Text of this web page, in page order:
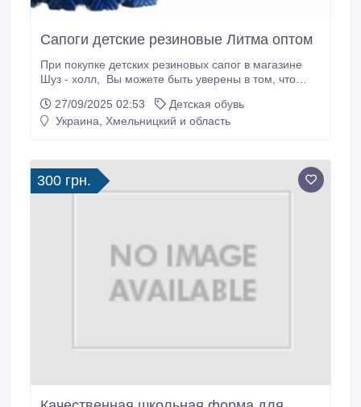
Сапоги детские резиновые Литма оптом
При покупке детских резиновых сапог в магазине
Шуз - холл, Вы можете быть уверены в том, что
самой дождливой погоде. Они абсолютно не
пропускают влагу. Сапоги ПВХ очень хорошо
качественных материалов, по этому сапоги очень
легкие и удобные, ваш ребенок будет чувствовать
себя в них удобно и свободно.
27/09/2025 02:53
Детская обувь
Украина, Хмельницкий и область
300 грн.